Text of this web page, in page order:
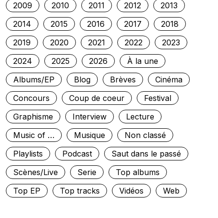
2009 2010 2011 2012
2013
2014
2015 2016 2017
2018
2019
2020 2021 2022
2023
2024
2025 2026
À la une
Albums/EP
Blog Brèves
Cinéma
Concours
Coup de coeur
Festival
Graphisme
Interview
Lecture
Music of …
Musique
Non classé
Playlists
Podcast
Saut dans le passé
Scènes/Live
Serie
Top albums
Top EP
Top tracks Vidéos Web